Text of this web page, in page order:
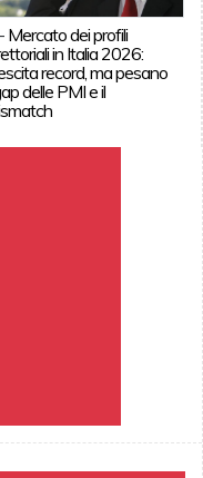
- Mercato dei profili
in Italia 2026:
record, ma pesano
delle PMI e il